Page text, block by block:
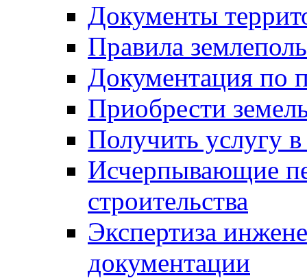
Документы
Правила
Документация по
Приобрести
Получить услугу в
Исчерпывающие
строительства
Экспертиза
документации